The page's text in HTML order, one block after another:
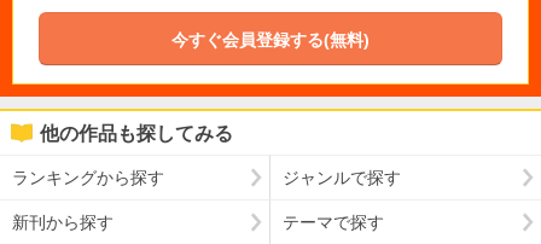
今すぐ会員登録する(無料)
他の作品も探してみる
ランキングから探す ジャンルで探す
新刊から探す テーマで探す